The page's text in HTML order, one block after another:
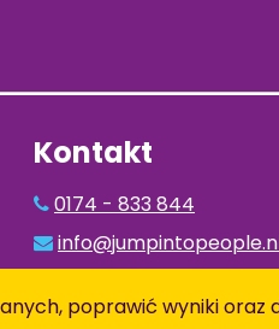
Kontakt
0174 - 833 844
Instagram
poprawić wyniki oraz